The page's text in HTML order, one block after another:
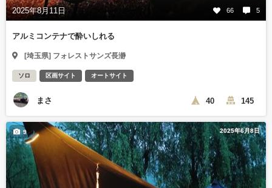
2025年8月11日 66 5
アルミコンテナで酔いしれる
[埼玉県] フォレストサンズ長瀞
ソロ 区画サイト オートサイト
まさ 40 145
2025年6月8日
9